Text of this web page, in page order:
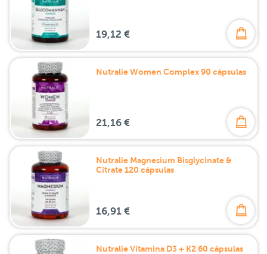
19,12 €
Nutralie Women Complex 90 cápsulas
21,16 €
Nutralie Magnesium Bisglycinate &
Citrate 120 cápsulas
16,91 €
Nutralie Vitamina D3 + K2 60 cápsulas